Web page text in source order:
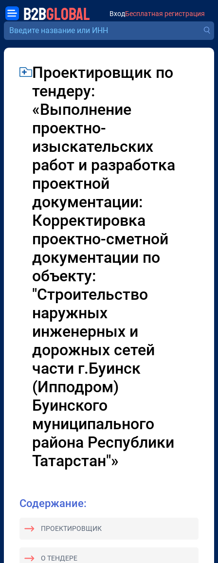
B2BGLOBAL ВходБесплатная регистрация
Проектировщик по
тендеру:
«Выполнение
проектно-
изыскательских
работ и разработка
проектной
документации:
Корректировка
проектно-сметной
документации по
объекту:
"Строительство
наружных
инженерных и
дорожных сетей
части г.Буинск
(Ипподром)
Буинского
муниципального
района Республики
Татарстан"»
Содержание:
ПРОЕКТИРОВЩИК
О ТЕНДЕРЕ